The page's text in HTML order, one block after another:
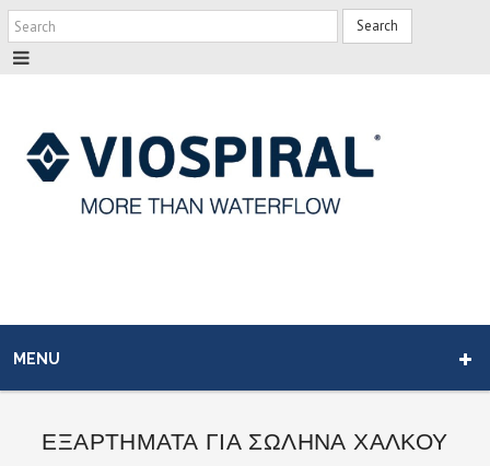
Search
MENU
ΕΞΑΡΤΗΜΑΤΑ ΓΙΑ ΣΩΛΗΝΑ ΧΑΛΚΟΥ